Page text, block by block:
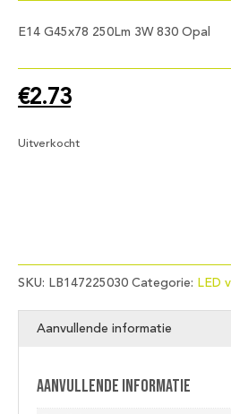
E14 G45x78 250Lm 3W 830 Opal
€2.73
Uitverkocht
SKU: LB147225030 Categorie: LED
Aanvullende informatie
Aanvullende informatie